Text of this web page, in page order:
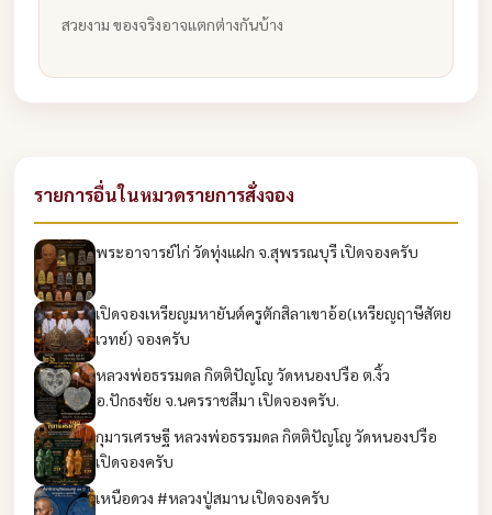
สวยงาม ของจริงอาจแตกต่างกันบ้าง
รายการอื่นในหมวดรายการสั่งจอง
พระอาจารย์ไก่ วัดทุ่งแฝก จ.สุพรรณบุรี เปิดจองครับ
เปิดจองเหรียญมหายันต์ครูตักสิลาเขาอ้อ(เหรียญฤาษีสัตย
เวทย์) จองครับ
หลวงพ่อธรรมดล กิตติปัญโญ วัดหนองปรือ ต.งิ้ว
อ.ปักธงชัย จ.นครราชสีมา เปิดจองครับ.
กุมารเศรษฐี หลวงพ่อธรรมดล กิตติปัญโญ วัดหนองปรือ
เปิดจองครับ
เหนือดวง #หลวงปู่สมาน เปิดจองครับ